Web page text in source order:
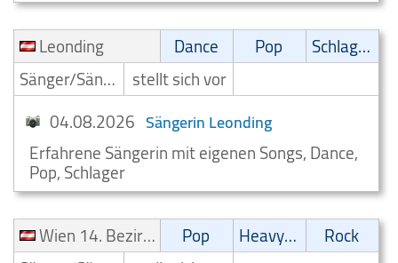
Leonding
Dance Pop
Schlager
Sänger/Sängerin stellt sich vor
04.08.2026 Sängerin Leonding
Erfahrene Sängerin mit eigenen Songs, Dance,
Pop, Schlager
Wien 14. Bezirk (Penzing)
Pop Heavy-Metal
Rock